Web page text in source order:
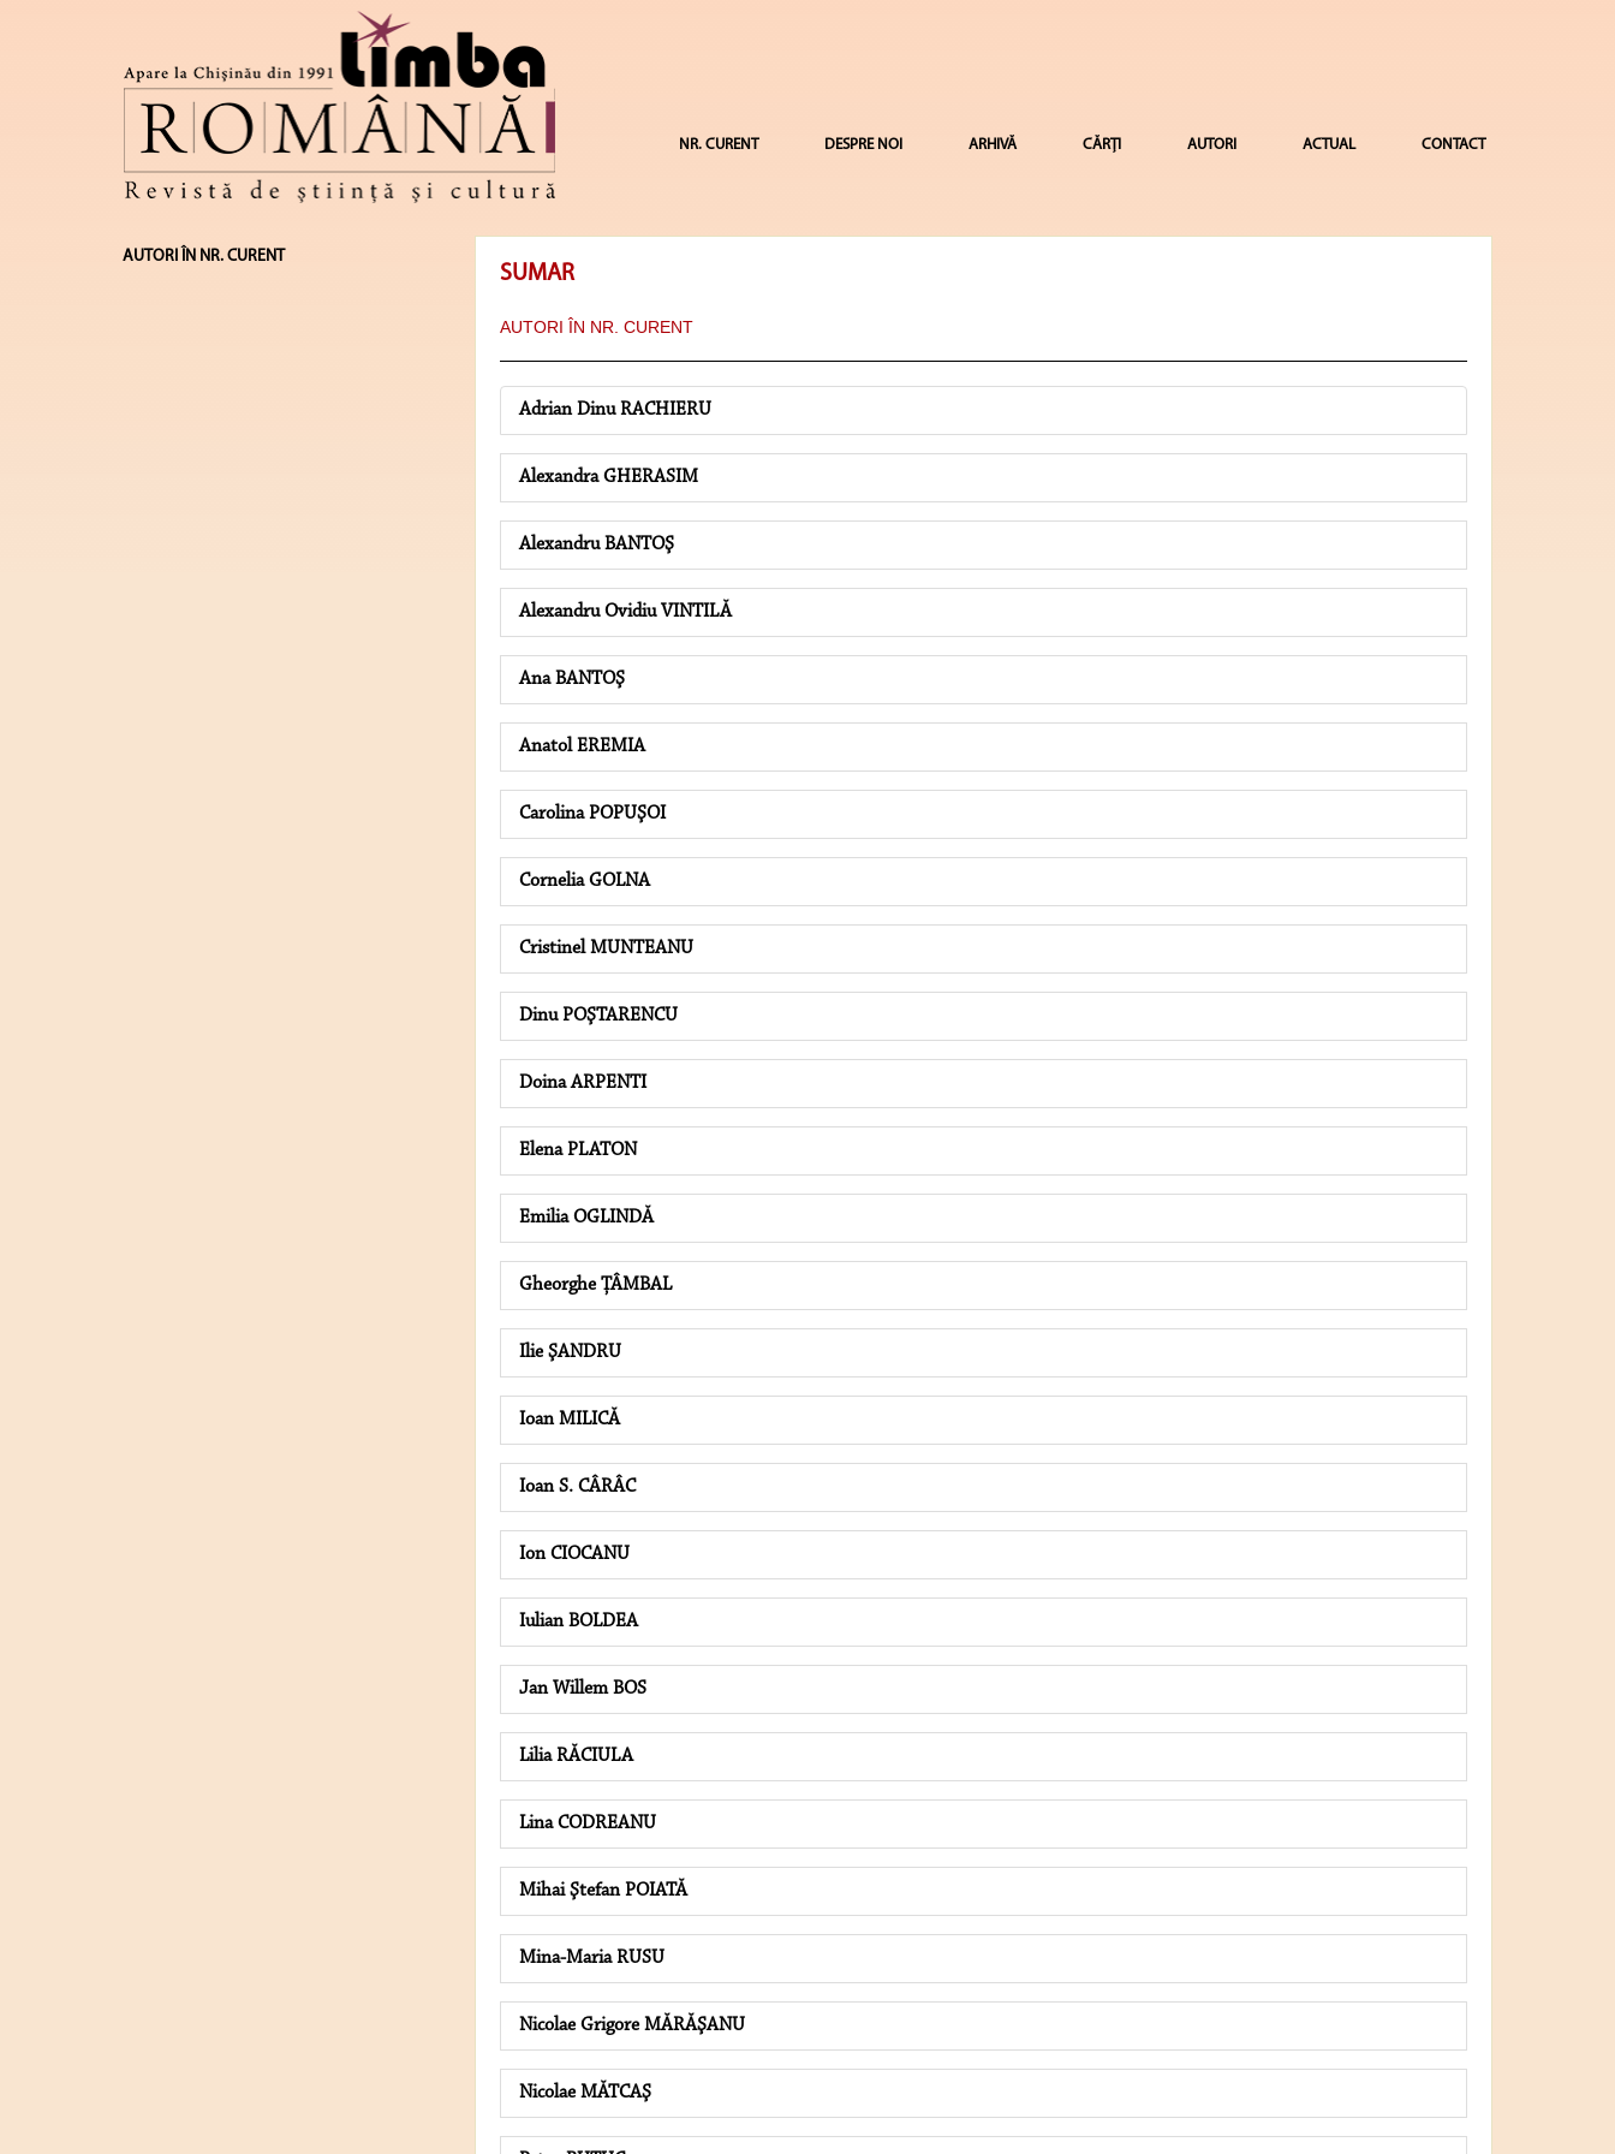
NR. CURENT DESPRE NOI ARHIVĂ CĂRȚI AUTORI ACTUAL CONTACT
AUTORI ÎN NR. CURENT
SUMAR
AUTORI ÎN NR. CURENT
Adrian Dinu RACHIERU
Alexandra GHERASIM
Alexandru BANTOŞ
Alexandru Ovidiu VINTILĂ
Ana BANTOŞ
Anatol EREMIA
Carolina POPUŞOI
Cornelia GOLNA
Cristinel MUNTEANU
Dinu POŞTARENCU
Doina ARPENTI
Elena PLATON
Emilia OGLINDĂ
Gheorghe ŢÂMBAL
Ilie ŞANDRU
Ioan MILICĂ
Ioan S. CÂRÂC
Ion CIOCANU
Iulian BOLDEA
Jan Willem BOS
Lilia RĂCIULA
Lina CODREANU
Mihai Ştefan POIATĂ
Mina-Maria RUSU
Nicolae Grigore MĂRĂŞANU
Nicolae MĂTCAŞ